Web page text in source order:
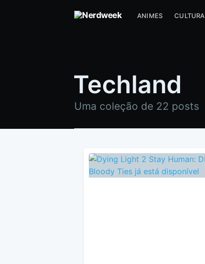
ANIMES CULTURA
Techland
Uma coleção de 22 posts